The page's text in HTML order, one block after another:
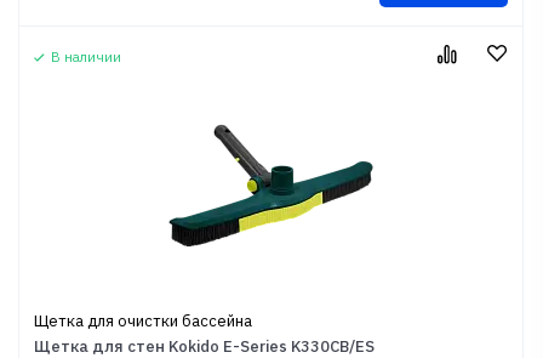
В наличии
Щетка для очистки бассейна
Щетка для стен Kokido E-Series K330CB/ES